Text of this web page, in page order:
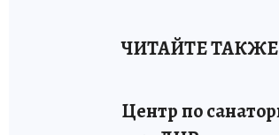
ЧИТАЙТЕ ТАКЖЕ
Центр по